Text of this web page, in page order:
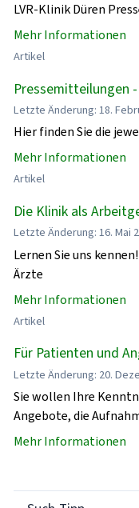
LVR-Klinik Düren
Mehr Informationen
Artikel
Pressemitteilungen -
Letzte Änderung: 18.
Hier finden Sie die
Mehr Informationen
Artikel
Die Klinik als
Letzte Änderung: 16. Mai
Lernen Sie uns
Ärzte
Mehr Informationen
Artikel
Für Patienten und
Letzte Änderung: 20.
Sie wollen Ihre
Angebote, die
Mehr Informationen